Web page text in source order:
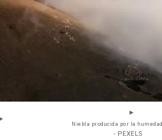
Niebla producida por la
- PEXELS